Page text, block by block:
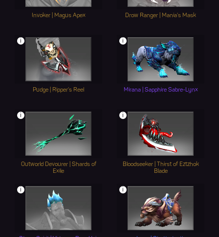
Invoker | Magus Apex Drow Ranger | Mania's Mask
i
Pudge | Ripper's Reel
i
Mirana | Sapphire Sabre-Lynx
i
Outworld Devourer | Shards of
Exile
i
Bloodseeker | Thirst of Eztzhok
Blade
i i